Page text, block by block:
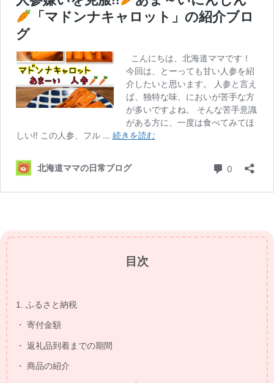
目次
1. ふるさと納税
・ 寄付金額
・ 返礼品到着までの期間
・ 商品の紹介